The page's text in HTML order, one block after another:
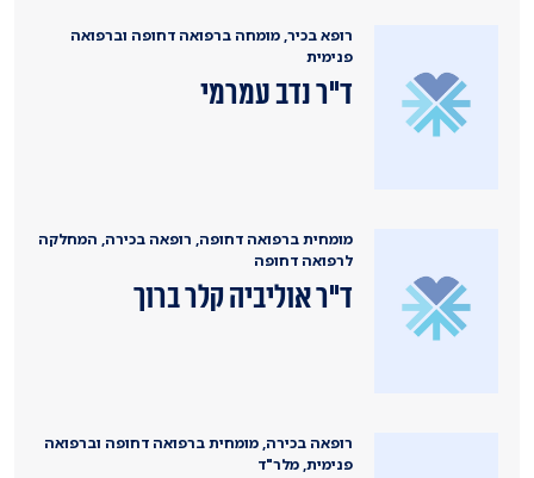
רופא בכיר, מומחה ברפואה דחופה וברפואה
פנימית
ד"ר נדב עמרמי
מומחית ברפואה דחופה, רופאה בכירה, המחלקה
לרפואה דחופה
ד"ר אוליביה קלר ברוך
רופאה בכירה, מומחית ברפואה דחופה וברפואה
פנימית, מלר"ד